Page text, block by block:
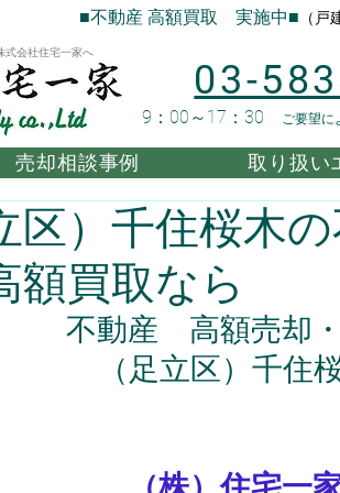
■不動産 高額買取 実施中■ （戸
式会社住宅一家へ
9：00～17：30 ご要望に
03-
売却相談事例 取り扱い
区）千住桜木
額買取なら
不動産　高額売却
（足立区）千住